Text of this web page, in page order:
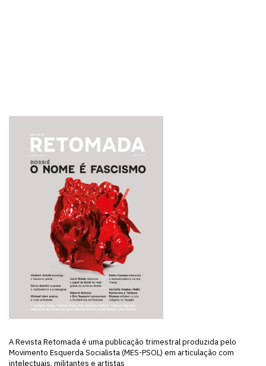
A Revista Retomada é uma publicação trimestral produzida pelo
Movimento Esquerda Socialista (MES-PSOL) em articulação com
intelectuais, militantes e artistas